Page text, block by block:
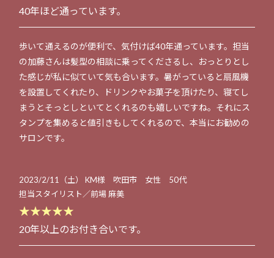
40年ほど通っています。
歩いて通えるのが便利で、気付けば40年通っています。担当
の加藤さんは髪型の相談に乗ってくださるし、おっとりとし
た感じが私に似ていて気も合います。暑がっていると扇風機
を設置してくれたり、ドリンクやお菓子を頂けたり、寝てし
まうとそっとしといてとくれるのも嬉しいですね。それにス
タンプを集めると値引きもしてくれるので、本当にお勧めの
サロンです。
2023/2/11（土） KM様 吹田市 女性 50代
担当スタイリスト／前場 麻美
★★★★★
20年以上のお付き合いです。